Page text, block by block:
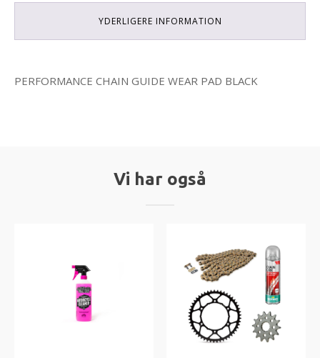
YDERLIGERE INFORMATION
PERFORMANCE CHAIN GUIDE WEAR PAD BLACK
Vi har også